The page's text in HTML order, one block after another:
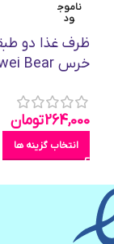
ناموج
ود
خرس Lewei Bear کد 832
264,000تومان
انتخاب گزینه ها